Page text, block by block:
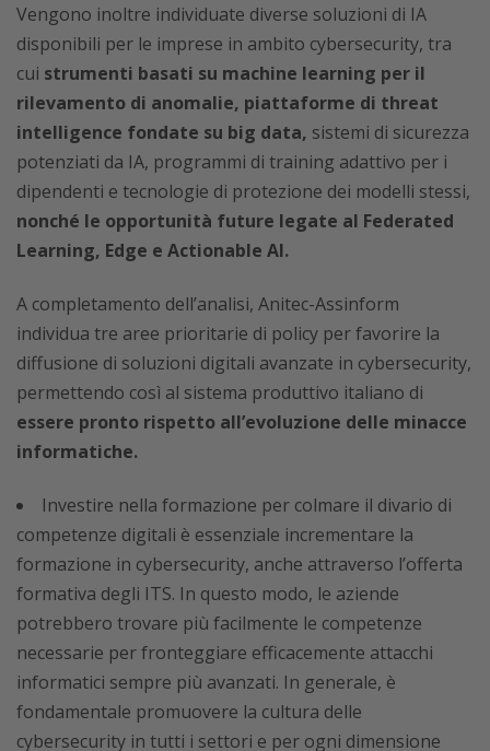
Vengono inoltre individuate diverse soluzioni di IA
disponibili per le imprese in ambito cybersecurity, tra
cui strumenti basati su machine learning per il
rilevamento di anomalie, piattaforme di threat
intelligence fondate su big data, sistemi di sicurezza
potenziati da IA, programmi di training adattivo per i
dipendenti e tecnologie di protezione dei modelli stessi,
nonché le opportunità future legate al Federated
Learning, Edge e Actionable AI.
A completamento dell’analisi, Anitec-Assinform
individua tre aree prioritarie di policy per favorire la
diffusione di soluzioni digitali avanzate in cybersecurity,
permettendo così al sistema produttivo italiano di
essere pronto rispetto all’evoluzione delle minacce
informatiche.
Investire nella formazione per colmare il divario di
competenze digitali è essenziale incrementare la
formazione in cybersecurity, anche attraverso l’offerta
formativa degli ITS. In questo modo, le aziende
potrebbero trovare più facilmente le competenze
necessarie per fronteggiare efficacemente attacchi
informatici sempre più avanzati. In generale, è
fondamentale promuovere la cultura delle
cybersecurity in tutti i settori e per ogni dimensione